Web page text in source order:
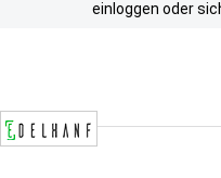
einloggen oder